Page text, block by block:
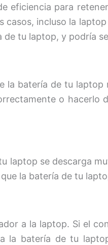
eficiencia para
incluso la
tu laptop, y podría
la batería de tu
o hacerlo
laptop se descarga
la batería de tu
a la laptop. Si el
la batería de tu